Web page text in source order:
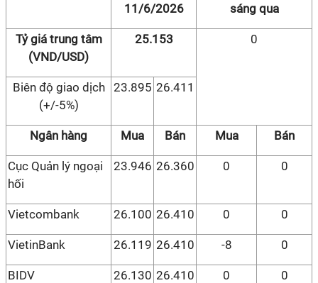
11/6/2026
sáng qua
Tỷ giá trung tâm
(VND/USD)
25.153 0
Biên độ giao dịch
(+/-5%)
23.895 26.411
Ngân hàng Mua Bán Mua Bán
Cục Quản lý ngoại
hối
23.946 26.360 0 0
Vietcombank 26.100 26.410 0 0
VietinBank 26.119 26.410 -8 0
BIDV 26.130 26.410 0 0